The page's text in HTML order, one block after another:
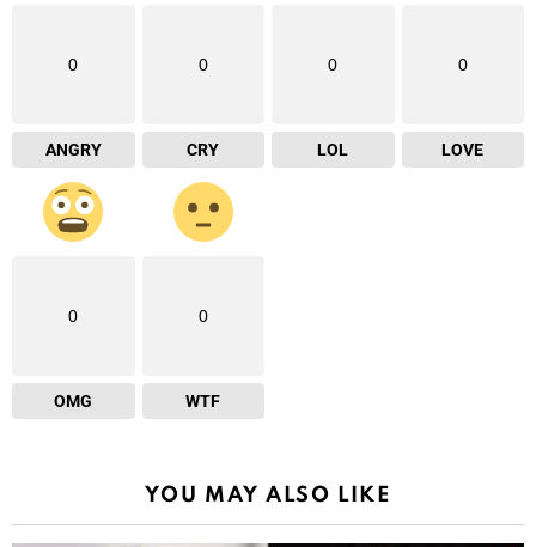
0
ANGRY
0
CRY
0
LOL
0
LOVE
0
OMG
0
WTF
YOU MAY ALSO LIKE